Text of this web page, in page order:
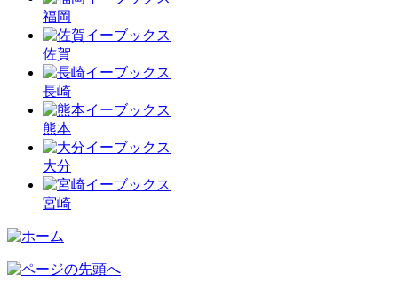
福岡
佐賀
長崎
熊本
大分
宮崎